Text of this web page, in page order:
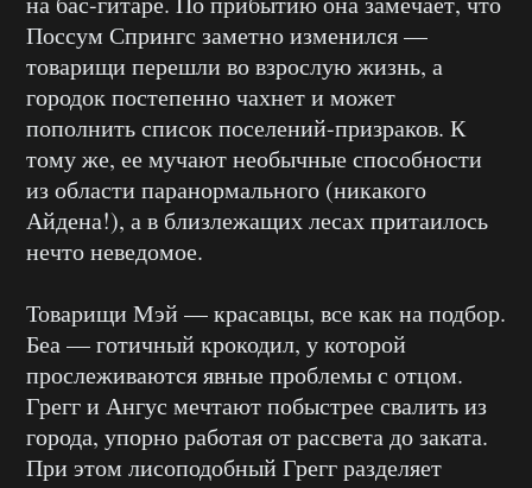
Поссум Спрингс заметно изменился —
товарищи перешли во взрослую жизнь, а
городок постепенно чахнет и может
пополнить список поселений-призраков. К
тому же, ее мучают необычные способности
из области паранормального (никакого
Айдена!), а в близлежащих лесах притаилось
нечто неведомое.
Товарищи Мэй — красавцы, все как на подбор.
Беа — готичный крокодил, у которой
прослеживаются явные проблемы с отцом.
Грегг и Ангус мечтают побыстрее свалить из
города, упорно работая от рассвета до заката.
При этом лисоподобный Грегг разделяет